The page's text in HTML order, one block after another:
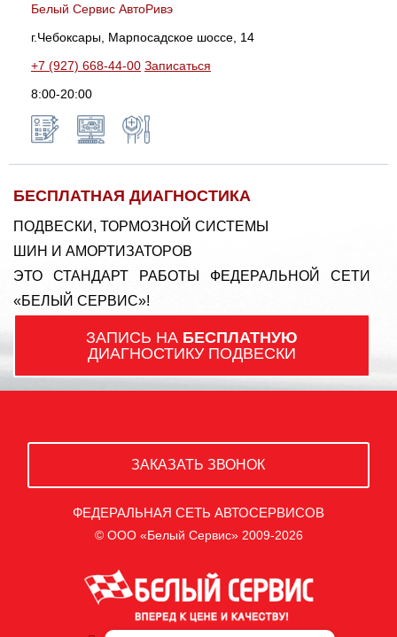
Белый Сервис АвтоРивэ
г.Чебоксары, Марпосадское шоссе, 14
+7 (927) 668-44-00 Записаться
8:00-20:00
БЕСПЛАТНАЯ ДИАГНОСТИКА
ПОДВЕСКИ, ТОРМОЗНОЙ СИСТЕМЫ
ШИН И АМОРТИЗАТОРОВ
ЭТО СТАНДАРТ РАБОТЫ ФЕДЕРАЛЬНОЙ СЕТИ
«БЕЛЫЙ СЕРВИС»!
ЗАПИСЬ НА БЕСПЛАТНУЮ
ДИАГНОСТИКУ ПОДВЕСКИ
ЗАКАЗАТЬ ЗВОНОК
ФЕДЕРАЛЬНАЯ СЕТЬ АВТОСЕРВИСОВ
© ООО «Белый Сервис» 2009-2026